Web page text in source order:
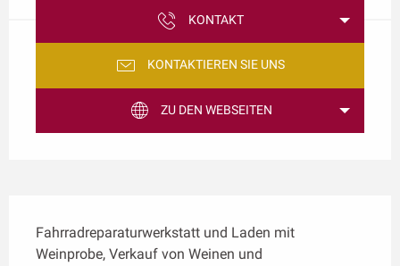
KONTAKT
KONTAKTIEREN SIE UNS
ZU DEN WEBSEITEN
Fahrradreparaturwerkstatt und Laden mit
Weinprobe, Verkauf von Weinen und